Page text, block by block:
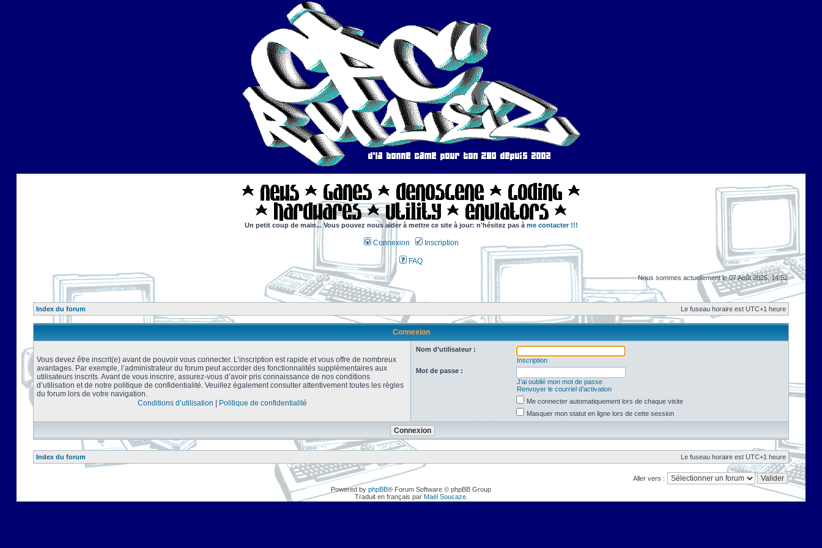
Un petit coup de main... Vous pouvez nous aider à mettre ce site à jour: n'hésitez pas à me contacter !!!
Connexion Inscription
FAQ
Nous sommes actuellement le 07 Août 2026, 14:52
Index du forum Le fuseau horaire est UTC+1 heure
Connexion
Vous devez être inscrit(e) avant de pouvoir vous connecter. L’inscription est rapide et vous offre de nombreux
avantages. Par exemple, l’administrateur du forum peut accorder des fonctionnalités supplémentaires aux
utilisateurs inscrits. Avant de vous inscrire, assurez-vous d’avoir pris connaissance de nos conditions
d’utilisation et de notre politique de confidentialité. Veuillez également consulter attentivement toutes les règles
du forum lors de votre navigation.
Conditions d’utilisation
Politique de confidentialité
Nom d’utilisateur :
Inscription
Mot de passe :
J’ai oublié mon mot de passe
Renvoyer le courriel d’activation
Me connecter automatiquement lors de chaque visite
Masquer mon statut en ligne lors de cette session
Index du forum Le fuseau horaire est UTC+1 heure
Aller vers :
Powered by phpBB® Forum Software © phpBB Group
Traduit en français par Maël Soucaze.